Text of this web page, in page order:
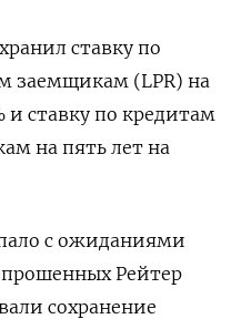
ставку по
заемщикам (LPR) на
и ставку по кредитам
на пять лет на
с ожиданиями
Рейтер
сохранение